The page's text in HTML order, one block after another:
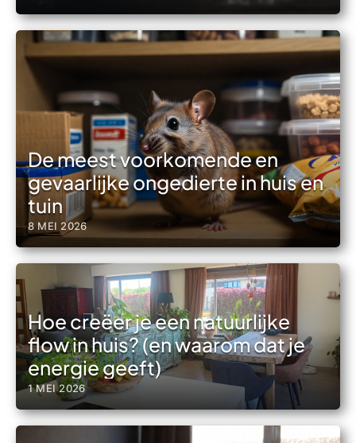
De meest voorkomende en
gevaarlijke ongedierte in huis en
tuin
8 MEI 2026
Hoe creëer je een natuurlijke
flow in huis? (en waarom dat je
energie geeft)
1 MEI 2026